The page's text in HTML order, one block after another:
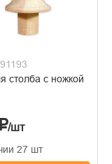
столба с ножкой
/шт
27 шт